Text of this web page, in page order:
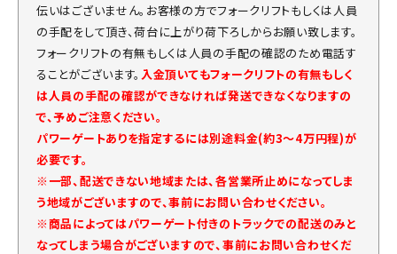
伝いはございません。お客様の方でフォークリフトもしくは人員
の手配をして頂き、荷台に上がり荷下ろしからお願い致します。
フォークリフトの有無もしくは人員の手配の確認のため電話す
ることがございます。 入金頂いてもフォークリフトの有無もしく
は人員の手配の確認ができなければ発送できなくなりますの
で、予めご注意ください。
パワーゲートありを指定するには別途料金(約3～4万円程)が
必要です。
※一部、配送できない地域または、各営業所止めになってしま
う地域がございますので、事前にお問い合わせください。
※商品によってはパワーゲート付きのトラックでの配送のみと
なってしまう場合がございますので、事前にお問い合わせくだ